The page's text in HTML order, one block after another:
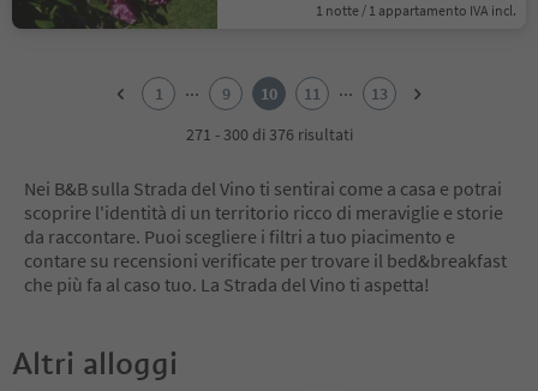
1 notte / 1 appartamento IVA incl.
10
11
13
1 ... 9 10 11 ...
13
271 - 300 di 376 risultati
Nei B&B sulla Strada del Vino ti sentirai come a casa e potrai
scoprire l'identità di un territorio ricco di meraviglie e storie
da raccontare. Puoi scegliere i filtri a tuo piacimento e
contare su recensioni verificate per trovare il bed&breakfast
che più fa al caso tuo. La Strada del Vino ti aspetta!
Altri alloggi